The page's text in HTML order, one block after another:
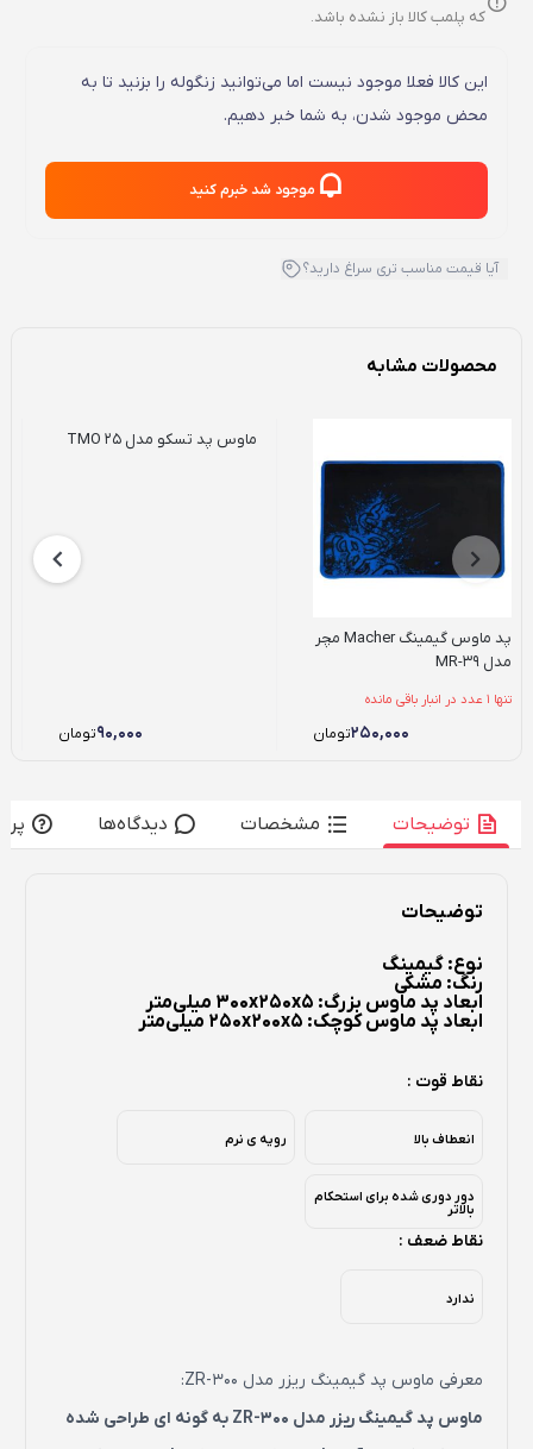
که پلمب کالا باز نشده باشد.
این کالا فعلا موجود نیست اما می‌توانید زنگوله را بزنید تا به
محض موجود شدن، به شما خبر دهیم.
موجود شد خبرم کنید
آیا قیمت مناسب تری سراغ دارید؟
محصولات مشابه
پد ماوس گیمینگ Macher مچر
مدل MR-39
تنها 1 عدد در انبار باقی مانده
۲۵۰,۰۰۰تومان
ماوس پد تسکو مدل TMO 25
۹۰,۰۰۰تومان
توضیحات مشخصات دیدگاه‌ها
توضیحات
نوع: گیمینگ
رنگ: مشکی
ابعاد پد ماوس بزرگ: 300x250x5 میلی‌متر
ابعاد پد ماوس کوچک: 250x200x5 میلی‌متر
نقاط قوت :
انعطاف بالا رویه ی نرم
دور دوری شده برای استحکام
بالاتر
نقاط ضعف :
ندارد
معرفی ماوس پد گیمینگ ریزر مدل ZR-300:
ماوس پد گیمینگ ریزر مدل ZR-300 به گونه ای طراحی شده